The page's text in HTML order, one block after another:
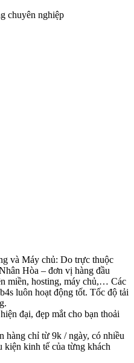
và Máy chủ: Do trực thuộc
Hòa – đơn vị hàng đầu
miền, hosting, máy chủ,… Các
luôn hoạt động tốt. Tốc độ tải
đại, đẹp mắt cho bạn thoải
hàng chỉ từ 9k / ngày, có nhiều
kinh tế của từng khách